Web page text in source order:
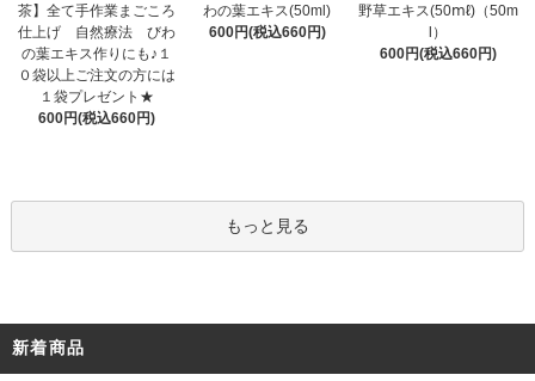
茶】全て手作業まごころ
仕上げ 自然療法 びわ
の葉エキス作りにも♪１
０袋以上ご注文の方には
１袋プレゼント★
600円(税込660円)
わの葉エキス(50ml)
600円(税込660円)
野草エキス(50ⅿℓ)（50m
l）
600円(税込660円)
もっと見る
新着商品